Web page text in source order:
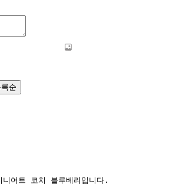
록순
어트 코치 블루베리입니다.